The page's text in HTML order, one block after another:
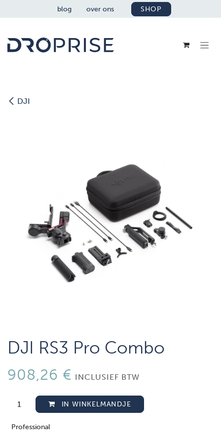
OVERSLAAN NAAR INHOUD
blog over ons SHOP
DJI
DJI RS3 Pro Combo
908,26 € INCLUSIEF BTW
IN WINKELMANDJE
Professional